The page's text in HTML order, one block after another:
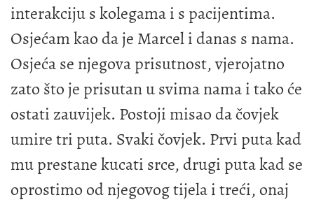
interakciju s kolegama i s pacijentima.
Osjećam kao da je Marcel i danas s nama.
Osjeća se njegova prisutnost, vjerojatno
zato što je prisutan u svima nama i tako će
ostati zauvijek. Postoji misao da čovjek
umire tri puta. Svaki čovjek. Prvi puta kad
mu prestane kucati srce, drugi puta kad se
oprostimo od njegovog tijela i treći, onaj